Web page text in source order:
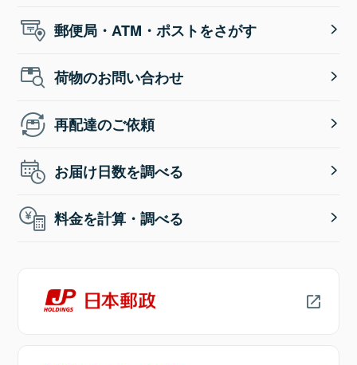
郵便局・ATM・ポストをさがす
荷物のお問い合わせ
再配達のご依頼
お届け日数を調べる
料金を計算・調べる